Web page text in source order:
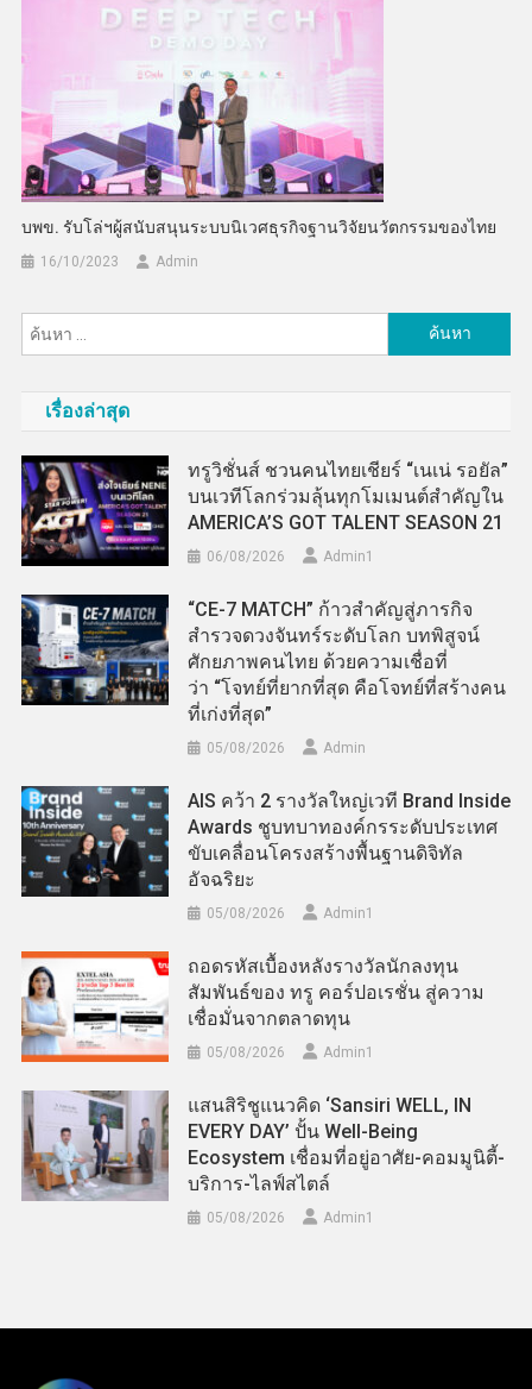
บพข. รับโล่ฯผู้สนับสนุนระบบนิเวศธุรกิจฐานวิจัยนวัตกรรมของไทย
16/10/2023 Admin
สำหรับ:
เรื่องล่าสุด
ทรูวิชั่นส์ ชวนคนไทยเชียร์ “เนเน่ รอยัล”
บนเวทีโลกร่วมลุ้นทุกโมเมนต์สำคัญใน
AMERICA’S GOT TALENT SEASON 21
06/08/2026 Admin​1
“CE-7 MATCH” ก้าวสำคัญสู่ภารกิจ
สำรวจดวงจันทร์ระดับโลก บทพิสูจน์
ศักยภาพคนไทย ด้วยความเชื่อที่
ว่า “โจทย์ที่ยากที่สุด คือโจทย์ที่สร้างคน
ที่เก่งที่สุด”
05/08/2026 Admin
AIS คว้า 2 รางวัลใหญ่เวที Brand Inside
Awards ชูบทบาทองค์กรระดับประเทศ
ขับเคลื่อนโครงสร้างพื้นฐานดิจิทัล
อัจฉริยะ
05/08/2026 Admin​1
ถอดรหัสเบื้องหลังรางวัลนักลงทุน
สัมพันธ์ของ ทรู คอร์ปอเรชั่น สู่ความ
เชื่อมั่นจากตลาดทุน
05/08/2026 Admin​1
แสนสิริชูแนวคิด ‘Sansiri WELL, IN
EVERY DAY’ ปั้น Well-Being
Ecosystem เชื่อมที่อยู่อาศัย-คอมมูนิตี้-
บริการ-ไลฟ์สไตล์
05/08/2026 Admin​1